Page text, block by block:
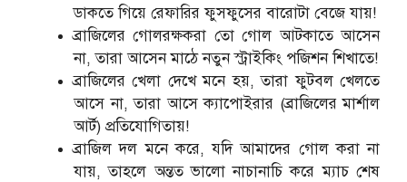
ডাকতে গিয়ে রেফারির ফুসফুসের বারোটা বেজে যায়!
ব্রাজিলের গোলরক্ষকরা তো গোল আটকাতে আসেন
না, তারা আসেন মাঠে নতুন স্ট্রাইকিং পজিশন শিখাতে!
ব্রাজিলের খেলা দেখে মনে হয়, তারা ফুটবল খেলতে
আসে না, তারা আসে ক্যাপোইরার (ব্রাজিলের মার্শাল
আর্ট) প্রতিযোগিতায়!
ব্রাজিল দল মনে করে, যদি আমাদের গোল করা না
যায়, তাহলে অন্তত ভালো নাচানাচি করে ম্যাচ শেষ